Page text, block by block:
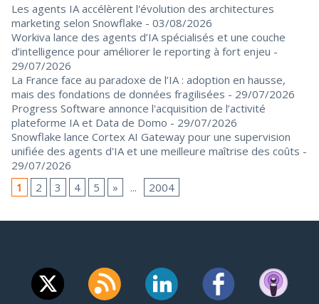
Les agents IA accélèrent l'évolution des architectures
marketing selon Snowflake - 03/08/2026
Workiva lance des agents d’IA spécialisés et une couche
d’intelligence pour améliorer le reporting à fort enjeu -
29/07/2026
La France face au paradoxe de l’IA : adoption en hausse,
mais des fondations de données fragilisées - 29/07/2026
Progress Software annonce l'acquisition de l’activité
plateforme IA et Data de Domo - 29/07/2026
Snowflake lance Cortex AI Gateway pour une supervision
unifiée des agents d'IA et une meilleure maîtrise des coûts -
29/07/2026
1
2 3 4 5 » ... 2004